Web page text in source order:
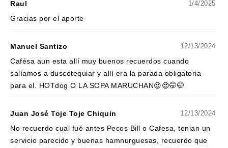
Raul 1/4/2025
Gracias por el aporte
Manuel Santizo 12/13/2024
Cafésa aun esta allí muy buenos recuerdos cuando
salíamos a duscotequiar y allí era la parada obligatoria
para el. HOTdog O LA SOPA MARUCHAN😍😍🤭🤭
Juan José Toje Toje Chiquin 12/13/2024
No recuerdo cual fué antes Pecos Bill o Cafesa, tenian un
servicio parecido y buenas hamnurguesas, recuerdo que